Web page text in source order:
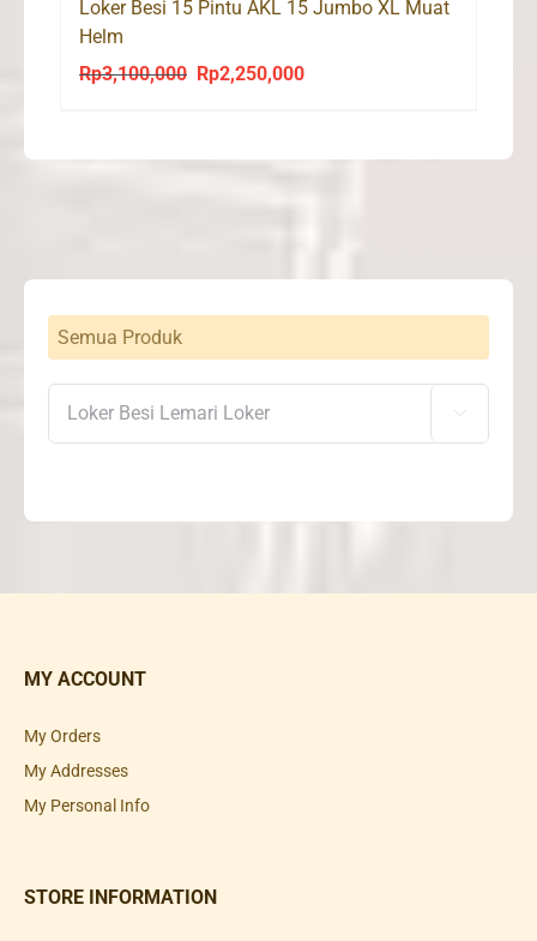
Loker Besi 15 Pintu AKL 15 Jumbo XL Muat
Helm
Rp3,100,000 Original
Rp2,250,000Current
Semua Produk

MY ACCOUNT
My Orders
My Addresses
My Personal Info
STORE INFORMATION